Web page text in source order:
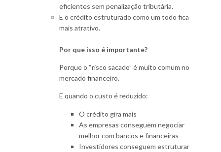
eficientes sem penalização tributária.
E o crédito estruturado como um todo fica
mais atrativo.
Por que isso é importante?
Porque o “risco sacado” é muito comum no
mercado financeiro.
E quando o custo é reduzido:
O crédito gira mais
As empresas conseguem negociar
melhor com bancos e financeiras
Investidores conseguem estruturar